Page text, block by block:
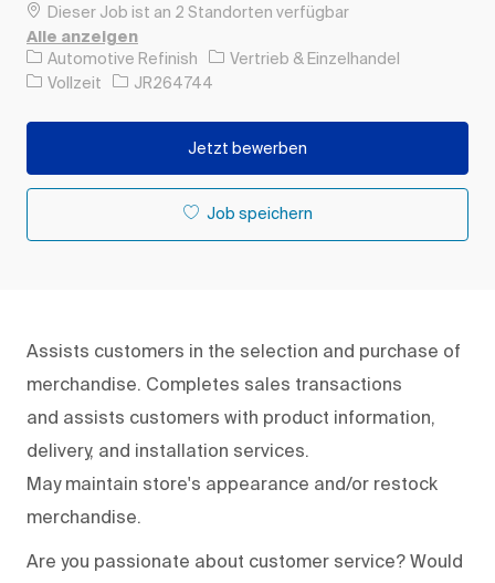
Dieser Job ist an 2 Standorten verfügbar
Alle anzeigen
Automotive Refinish Kategorie
Vertrieb & Einzelhandel
Auftragstyp
Vollzeit Auftrags-ID
JR264744
Jetzt bewerben
Job speichern
Assists customers in the selection and purchase of
merchandise. Completes sales transactions
and assists customers with product information,
delivery, and installation services.
May maintain store's appearance and/or restock
merchandise.
Are you passionate about customer service? Would